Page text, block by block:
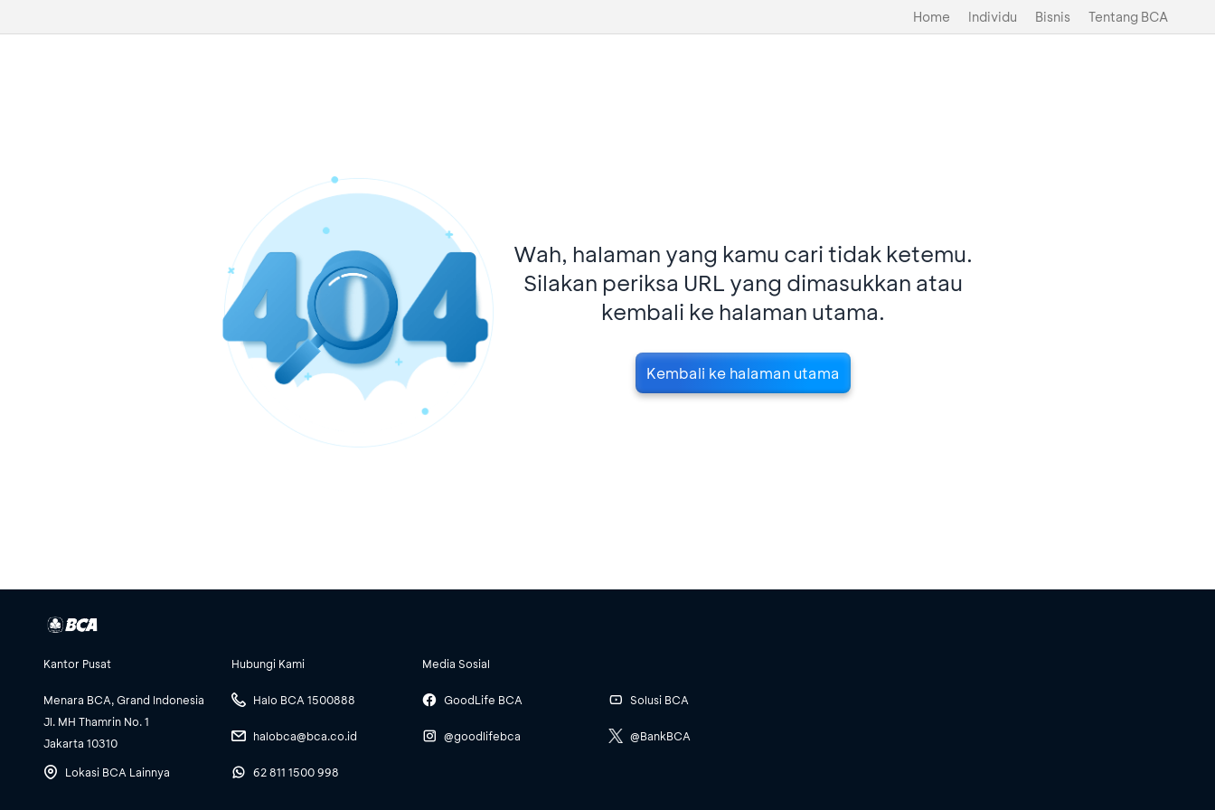
Home Individu Bisnis Tentang BCA
Wah, halaman yang kamu cari tidak ketemu.
Silakan periksa URL yang dimasukkan atau
kembali ke halaman utama.
Kembali ke halaman utama
Kantor Pusat
Menara BCA, Grand Indonesia
Jl. MH Thamrin No. 1
Jakarta 10310
Lokasi BCA Lainnya
Hubungi Kami
Halo BCA 1500888
halobca@bca.co.id
62 811 1500 998
Media Sosial
GoodLife BCA
@goodlifebca
Solusi BCA
@BankBCA